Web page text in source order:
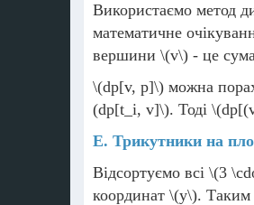
Використаємо метод
математичне
вершини \(v\) - це
\(dp[v, p]\) можна
(dp[t_i, v]\). Тоді
E. Трикутники на
Відсортуємо всі \(3
координат \(y\). Таким